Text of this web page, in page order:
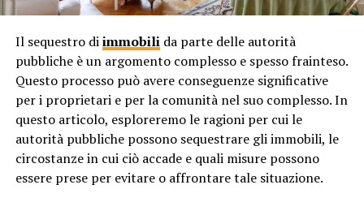
In conclusione, è necessario un codice etico per lo
studio legale perché non solo è essenziale per la
condotta etica degli avvocati, ma anche per costruire
una reputazione solida e competitiva nel mercato legale.
Un approccio etico non solo risponde alle aspettative
dei clienti ma può anche favorire una migliore visibilità
online, contribuendo al successo a lungo termine dello
studio legale.
Il sequestro diimmobilida parte delle autorità
pubbliche è un argomento complesso e spesso frainteso.
Questo processo può avere conseguenze significative
per i proprietari e per la comunità nel suo complesso. In
questo articolo, esploreremo le ragioni per cui le
autorità pubbliche possono sequestrare gli immobili, le
circostanze in cui ciò accade e quali misure possono
essere prese per evitare o affrontare tale situazione.